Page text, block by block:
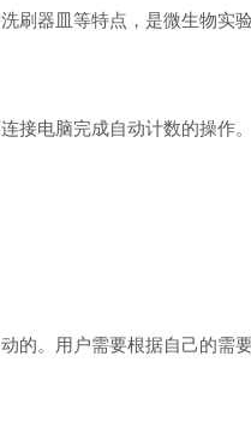
器皿等特点，是微生物实
接电脑完成自动计数的操作。
的。用户需要根据自己的需要